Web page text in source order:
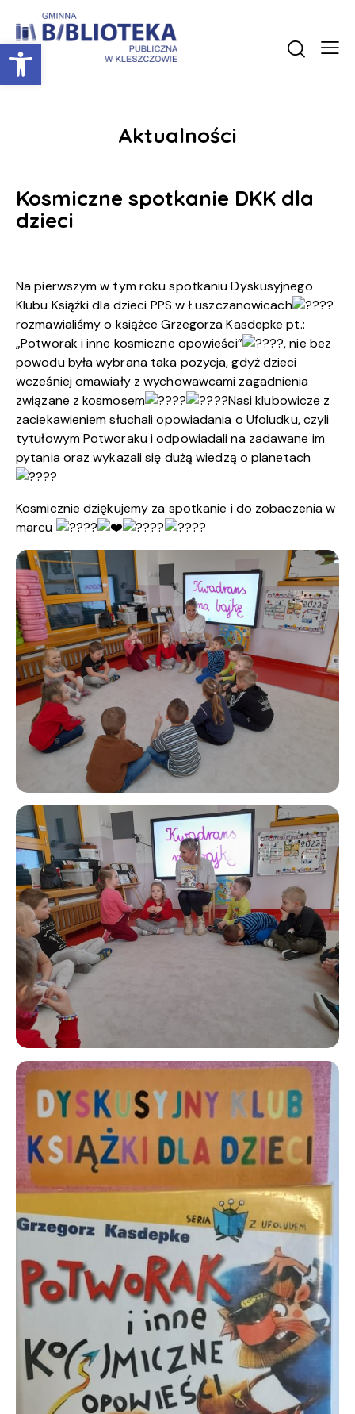
Otwórz pasek narzędzi
Aktualności
Kosmiczne spotkanie DKK dla
dzieci
Na pierwszym w tym roku spotkaniu Dyskusyjnego
Klubu Książki dla dzieci PPS w Łuszczanowicach
rozmawialiśmy o książce Grzegorza Kasdepke pt.:
„Potworak i inne kosmiczne opowieści”
, nie bez
powodu była wybrana taka pozycja, gdyż dzieci
wcześniej omawiały z wychowawcami zagadnienia
związane z kosmosem
Nasi klubowicze z
zaciekawieniem słuchali opowiadania o Ufoludku, czyli
tytułowym Potworaku i odpowiadali na zadawane im
pytania oraz wykazali się dużą wiedzą o planetach
Kosmicznie dziękujemy za spotkanie i do zobaczenia w
marcu